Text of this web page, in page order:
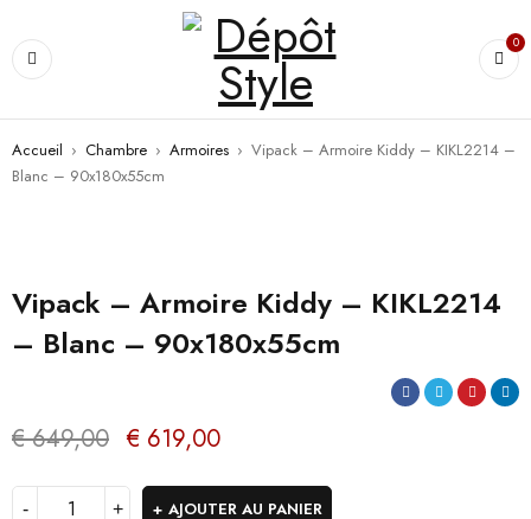
0
Accueil › Chambre › Armoires › Vipack – Armoire Kiddy – KIKL2214 –
Blanc – 90x180x55cm
Vipack – Armoire Kiddy – KIKL2214
– Blanc – 90x180x55cm
€649,00 € 619,00
AJOUTER AU PANIER